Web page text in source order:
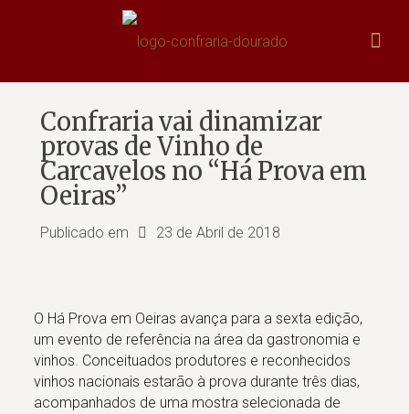
Confraria vai dinamizar
provas de Vinho de
Carcavelos no “Há Prova em
Oeiras”
Publicado em 23 de Abril de 2018
O Há Prova em Oeiras avança para a sexta edição,
um evento de referência na área da gastronomia e
vinhos. Conceituados produtores e reconhecidos
vinhos nacionais estarão à prova durante três dias,
acompanhados de uma mostra selecionada de